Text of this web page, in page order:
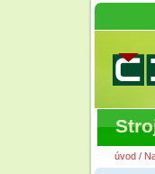
úvod /